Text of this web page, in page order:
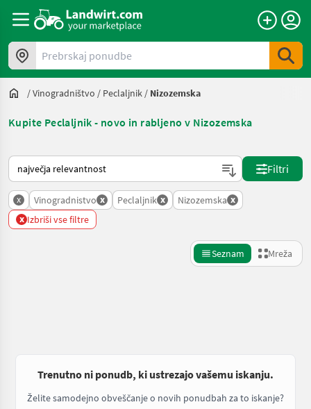
Prebrskaj ponudbe
/Vinogradništvo / Peclaljnik / Nizozemska
Kupite Peclaljnik - novo in rabljeno v Nizozemska
Tako je razvrščeno na Landwirt.com
Filtri
x Vinogradnistvo x Peclaljnik x Nizozemska x
x Izbriši vse filtre
Seznam Mreža
Trenutno ni ponudb, ki ustrezajo vašemu iskanju.
Želite samodejno obveščanje o novih ponudbah za to iskanje?